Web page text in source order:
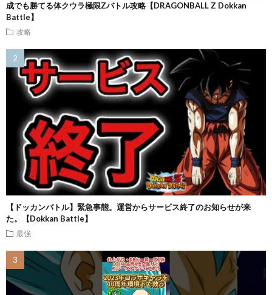
成でも勝てる体クウラ極限Zバトル攻略【DRAGONBALL Z Dokkan
Battle】
攻略
【ドッカンバトル】緊急事態。運営からサービス終了のお知らせが来
た。【Dokkan Battle】
最強